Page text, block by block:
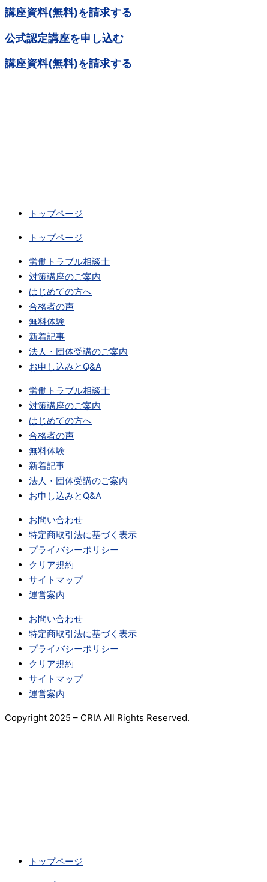
講座資料(無料)を請求する
公式認定講座を申し込む
講座資料(無料)を請求する
トップページ
トップページ
労働トラブル相談士
対策講座のご案内
はじめての方へ
合格者の声
無料体験
新着記事
法人・団体受講のご案内
お申し込みとQ&A
労働トラブル相談士
対策講座のご案内
はじめての方へ
合格者の声
無料体験
新着記事
法人・団体受講のご案内
お申し込みとQ&A
お問い合わせ
特定商取引法に基づく表示
プライバシーポリシー
クリア規約
サイトマップ
運営案内
お問い合わせ
特定商取引法に基づく表示
プライバシーポリシー
クリア規約
サイトマップ
運営案内
Copyright 2025 – CRIA All Rights Reserved.
トップページ